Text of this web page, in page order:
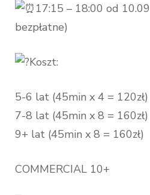
17:15 – 18:00 od
bezpłatne)
Koszt:
5-6 lat (45min x 4 = 120zł)
7-8 lat (45min x 8 = 160zł)
9+ lat (45min x 8 = 160zł)
COMMERCIAL 10+